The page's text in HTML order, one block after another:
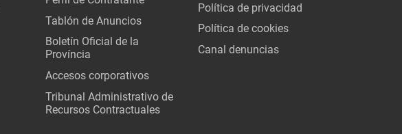
Tablón de Anuncios
Boletín Oficial de la
Província
Accesos corporativos
Tribunal Administrativo de
Recursos Contractuales
Política de privacidad
Política de cookies
Canal denuncias